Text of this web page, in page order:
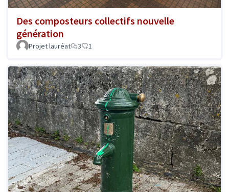
Des composteurs collectifs nouvelle
génération
Projet lauréat 3 1